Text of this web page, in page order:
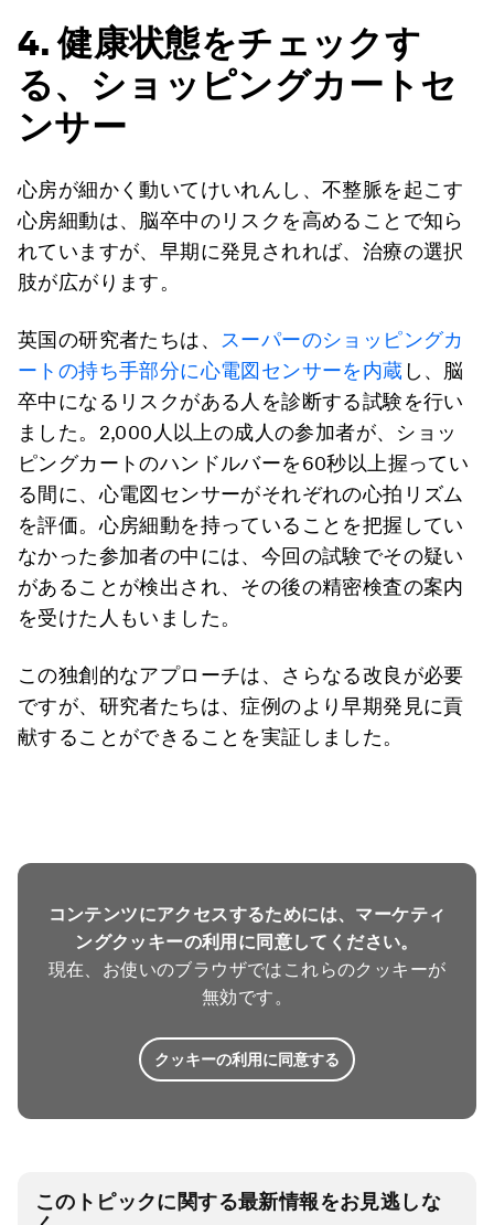
4. 健康状態をチェックす
る、ショッピングカートセ
ンサー
心房が細かく動いてけいれんし、不整脈を起こす
心房細動は、脳卒中のリスクを高めることで知ら
れていますが、早期に発見されれば、治療の選択
肢が広がります。
英国の研究者たちは、
スーパーのショッピングカ
ートの持ち手部分に心電図センサーを内蔵 し、脳
卒中になるリスクがある人を診断する試験を行い
ました。2,000人以上の成人の参加者が、ショッ
ピングカートのハンドルバーを60秒以上握ってい
る間に、心電図センサーがそれぞれの心拍リズム
を評価。心房細動を持っていることを把握してい
なかった参加者の中には、今回の試験でその疑い
があることが検出され、その後の精密検査の案内
を受けた人もいました。
この独創的なアプローチは、さらなる改良が必要
ですが、研究者たちは、症例のより早期発見に貢
献することができることを実証しました。
コンテンツにアクセスするためには、マーケティ
ングクッキーの利用に同意してください。
現在、お使いのブラウザではこれらのクッキーが
無効です。
クッキーの利用に同意する
このトピックに関する最新情報をお見逃しな